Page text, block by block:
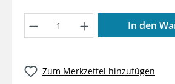
Produkt Anzahl: Gib
In den
Zum Merkzettel hinzufügen